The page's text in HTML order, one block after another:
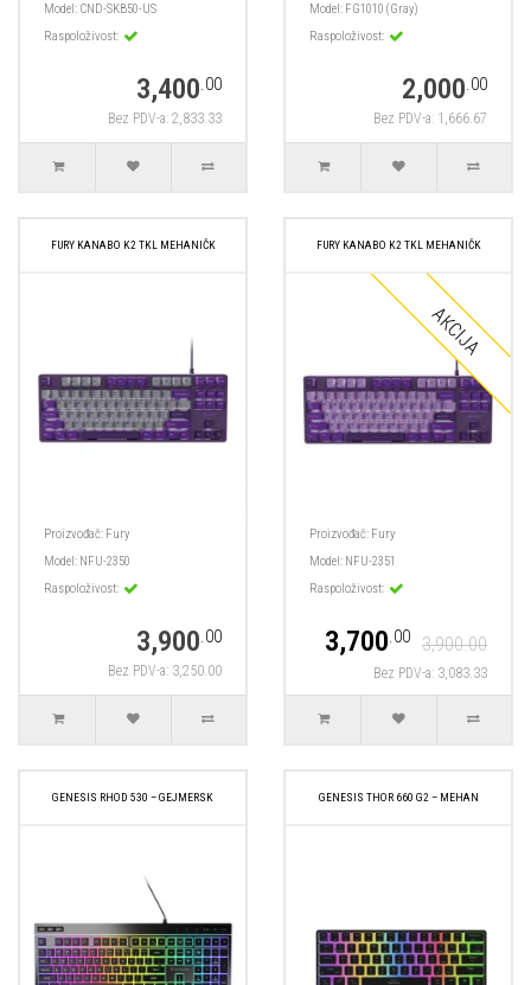
Model: CND-SKB50-US
Raspoloživost:
3,400.00
Bez PDV-a: 2,833.33
Model: FG1010 (Gray)
Raspoloživost:
2,000.00
Bez PDV-a: 1,666.67
FURY KANABO K2 TKL MEHANIČK
Proizvođač: Fury
Model: NFU-2350
Raspoloživost:
3,900.00
Bez PDV-a: 3,250.00
FURY KANABO K2 TKL MEHANIČK
Proizvođač: Fury
Model: NFU-2351
Raspoloživost:
3,700.00 3,900.00
Bez PDV-a: 3,083.33
GENESIS RHOD 530 – GEJMERSK GENESIS THOR 660 G2 – MEHAN